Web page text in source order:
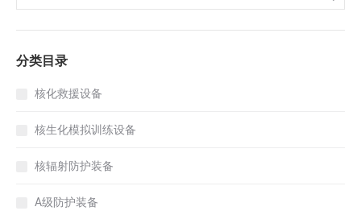
索：
分类目录
核化救援设备
核生化模拟训练设备
核辐射防护装备
A级防护装备